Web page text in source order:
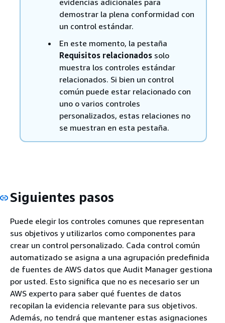
evidencias adicionales para
demostrar la plena conformidad con
un control estándar.
En este momento, la pestaña
Requisitos relacionadossolo
muestra los controles estándar
relacionados. Si bien un control
común puede estar relacionado con
uno o varios controles
personalizados, estas relaciones no
se muestran en esta pestaña.
Siguientes pasos
Puede elegir los controles comunes que representan
sus objetivos y utilizarlos como componentes para
crear un control personalizado. Cada control común
automatizado se asigna a una agrupación predefinida
de fuentes de AWS datos que Audit Manager gestiona
por usted. Esto significa que no es necesario ser un
AWS experto para saber qué fuentes de datos
recopilan la evidencia relevante para sus objetivos.
Además, no tendrá que mantener estas asignaciones